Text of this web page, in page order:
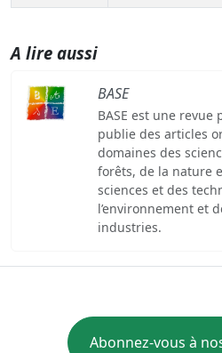
A lire aussi
BASE
BASE est une
publie des articles
domaines des
forêts, de la nature
sciences et des
l’environnement et
industries.
Abonnez-vous à